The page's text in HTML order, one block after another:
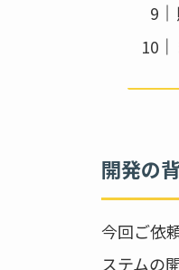
開発の
今回ご依
ステムの